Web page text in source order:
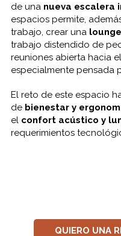
de una nueva escalera
espacios permite,
trabajo, crear una
trabajo distendido de
reuniones abierta hacia
especialmente pensada
El reto de este espacio
de bienestar y
el confort acústico y
requerimientos
QUIERO UNA